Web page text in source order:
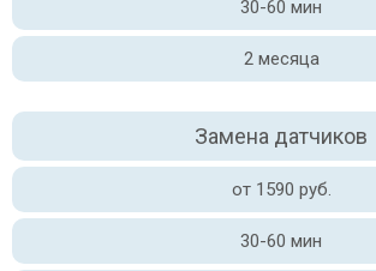
30-60 мин
2 месяца
Замена датчиков
от 1590 руб.
30-60 мин